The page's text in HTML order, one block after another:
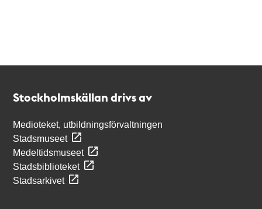
Stockholmskällan drivs av
Medioteket, utbildningsförvaltningen
Stadsmuseet
Medeltidsmuseet
Stadsbiblioteket
Stadsarkivet